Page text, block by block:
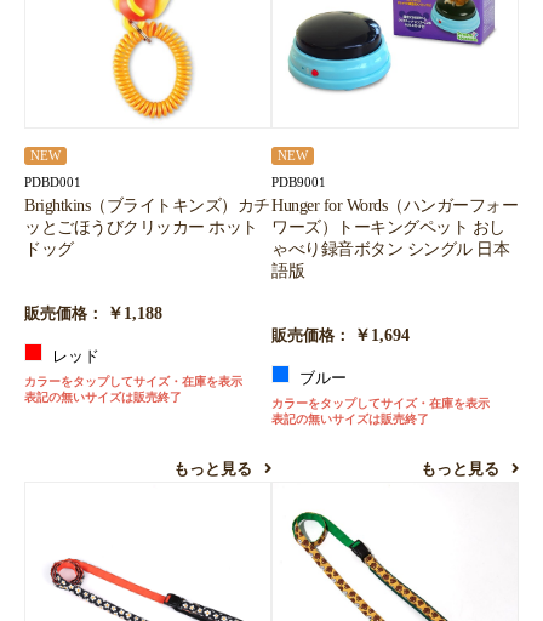
NEW
PDBD001
Brightkins（ブライトキンズ）カチ
ッとごほうびクリッカー ホット
ドッグ
販売価格： ￥1,188
レッド
カラーをタップしてサイズ・在庫を表示
表記の無いサイズは販売終了
もっと見る
NEW
PDB9001
Hunger for Words（ハンガーフォー
ワーズ）トーキングペット おし
ゃべり録音ボタン シングル 日本
語版
販売価格： ￥1,694
ブルー
カラーをタップしてサイズ・在庫を表示
表記の無いサイズは販売終了
もっと見る